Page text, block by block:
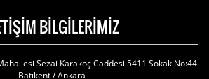
BİLGİLERİMİZ
Sezai Karakoç Caddesi 5411 Sokak No:44
Batıkent / Ankara